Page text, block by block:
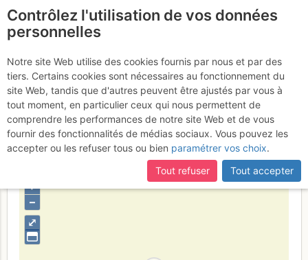
Petit Clocher du
Portalet : Esprit de clocher
Lundi 19 juin 2017
Mont-Blanc
⤢
+
–
Contrôlez l'utilisation de vos données
personnelles
Notre site Web utilise des cookies fournis par nous et par des
tiers. Certains cookies sont nécessaires au fonctionnement du
site Web, tandis que d'autres peuvent être ajustés par vous à
tout moment, en particulier ceux qui nous permettent de
comprendre les performances de notre site Web et de vous
fournir des fonctionnalités de médias sociaux. Vous pouvez les
accepter ou les refuser tous ou bien paramétrer vos choix.
Tout refuser
Tout accepter